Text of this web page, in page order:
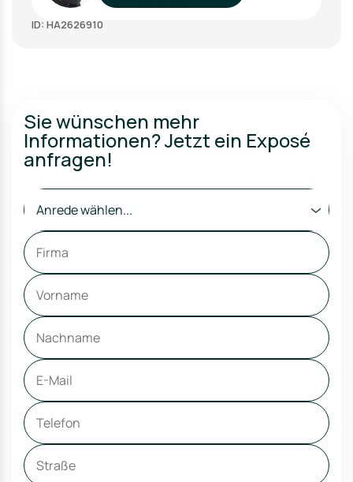
ID: HA2626910
Sie wünschen mehr
Informationen? Jetzt ein Exposé
anfragen!
Anrede wählen...